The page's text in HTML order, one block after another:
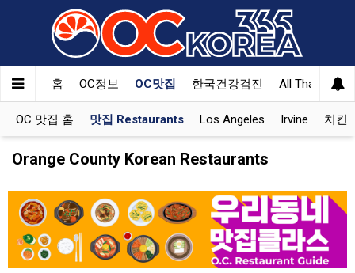
홈 OC정보 OC맛집 한국건강검진 All That Korea
OC 맛집 홈 맛집 Restaurants Los Angeles Irvine 치킨
Orange County Korean Restaurants